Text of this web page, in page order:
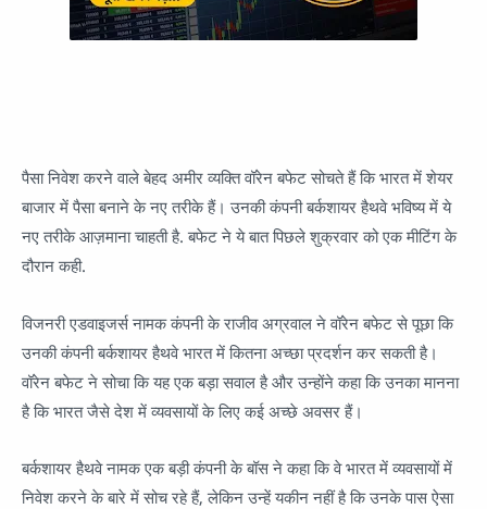
पैसा निवेश करने वाले बेहद अमीर व्यक्ति वॉरेन बफेट सोचते हैं कि भारत में शेयर
बाजार में पैसा बनाने के नए तरीके हैं। उनकी कंपनी बर्कशायर हैथवे भविष्य में ये
नए तरीके आज़माना चाहती है. बफेट ने ये बात पिछले शुक्रवार को एक मीटिंग के
दौरान कही.
विजनरी एडवाइजर्स नामक कंपनी के राजीव अग्रवाल ने वॉरेन बफेट से पूछा कि
उनकी कंपनी बर्कशायर हैथवे भारत में कितना अच्छा प्रदर्शन कर सकती है।
वॉरेन बफेट ने सोचा कि यह एक बड़ा सवाल है और उन्होंने कहा कि उनका मानना
है कि भारत जैसे देश में व्यवसायों के लिए कई अच्छे अवसर हैं।
बर्कशायर हैथवे नामक एक बड़ी कंपनी के बॉस ने कहा कि वे भारत में व्यवसायों में
निवेश करने के बारे में सोच रहे हैं, लेकिन उन्हें यकीन नहीं है कि उनके पास ऐसा